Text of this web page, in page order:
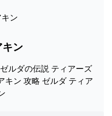
ン
ン
ルダの伝説 ティアーズ
キン 攻略 ゼルダ ティア